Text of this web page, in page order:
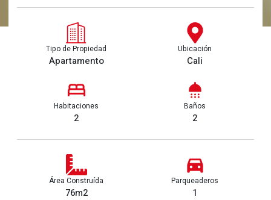
Tipo de Propiedad
Apartamento
Ubicación
Cali
Habitaciones
2
Baños
2
Área Construída
76m2
Parqueaderos
1